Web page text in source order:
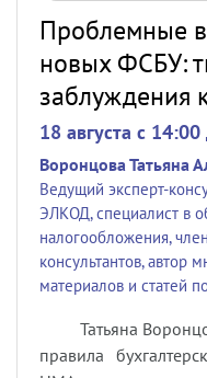
Проблемные
новых ФСБУ:
заблуждения
18 августа c
Воронцова Татьяна
Ведущий эксперт-
ЭЛКОД, специалист в
налогообложения,
консультантов, автор
материалов и статей
Татьяна
правила